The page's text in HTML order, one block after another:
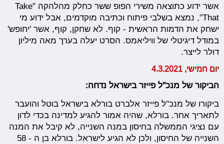
אשר ידוע כתוצאה משירי הפופ ששר כחלק מהלהקה "Take
That", נמצא בשלבי פיתוח וכתיבה מוקדמים, אבל ידוע מי
ישחק את הדמות הראשית - קוף. לא שחקן, קוף, אשר 'יחופש'
במודל דיגיטלי של וויליאמס. הסרט יעלה בערך מאה מיליון
דולר לייצר.
יום חמישי, 4.3.2021
הביקור של מנכ"ל פייזר בישראל נדחה:
ביקורו של מנכ"ל פייזר אלברט בורלא בישראל בוטל והועבר
לתאריך אחר. בורלא, שהיה אמור להגיע למדינה בכדי לדון
עם נציגי הממשלה בחיסון במנה השנייה, לא קיבל את המנה
השנייה של החיסון, ולכן לא הגיע לישראל. בורלא בן ה - 58